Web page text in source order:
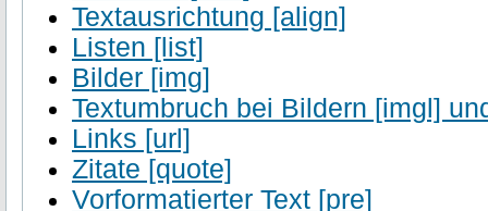
Textausrichtung [align]
Listen [list]
Bilder [img]
Textumbruch bei Bildern [imgl]
Links [url]
Zitate [quote]
Vorformatierter Text [pre]